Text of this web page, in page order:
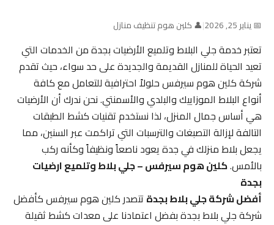
📅 يناير 25, 2026 |👤 كلين هوم تنظيف منازل
تعتبر خدمة جلي البلاط وتلميع الأرضيات بجدة من الخدمات التي
تعيد الحياة للمنازل القديمة والجديدة على حد سواء، حيث تقدم
شركة كلين هوم سيرفس حلولاً احترافية للتعامل مع كافة
أنواع البلاط الموزاييك والبلدي والأسمنتي. نحن ندرك أن الأرضيات
هي أساس جمال المنزل، لذا نستخدم تقنيات كشط الطبقات
التالفة لإزالة التصبغات والترسبات التي تراكمت عبر السنين، مما
يجعل بلاط منزلك في جدة يعود ناصعاً ونظيفاً وكأنه ركب
بالأمس.كلين هوم سيرفس – جلي بلاط وتلميع ارضيات
بجدة
أفضل شركة جلي بلاط بجدةتتصدر كلين هوم سيرفس كأفضل
شركة جلي بلاط بجدة بفضل اعتمادنا على معدات كشط ثقيلة